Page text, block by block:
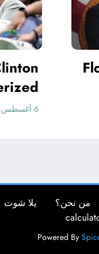
Florida
من نحن؟ يلا شوت